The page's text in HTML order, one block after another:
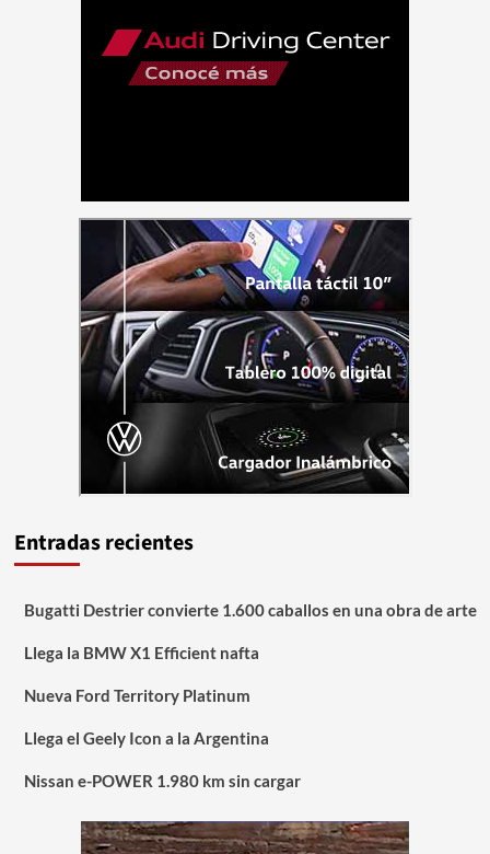
Entradas recientes
Bugatti Destrier convierte 1.600 caballos en una obra de arte
Llega la BMW X1 Efficient nafta
Nueva Ford Territory Platinum
Llega el Geely Icon a la Argentina
Nissan e-POWER 1.980 km sin cargar